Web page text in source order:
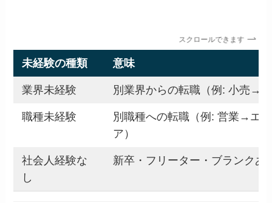
スクロールできます
未経験の種類 意味
業界未経験 別業界からの転職（例: 小売
職種未経験
別職種への転職（例: 営業→エ
ア）
社会人経験な
し
新卒・フリーター・ブランクあ